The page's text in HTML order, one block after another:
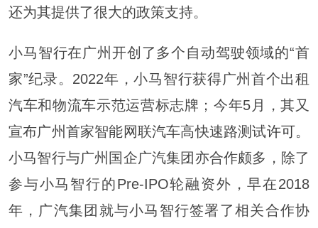
还为其提供了很大的政策支持。
小马智行在广州开创了多个自动驾驶领域的“首
家”纪录。2022年，小马智行获得广州首个出租
汽车和物流车示范运营标志牌；今年5月，其又
宣布广州首家智能网联汽车高快速路测试许可。
小马智行与广州国企广汽集团亦合作颇多，除了
参与小马智行的Pre-IPO轮融资外，早在2018
年，广汽集团就与小马智行签署了相关合作协